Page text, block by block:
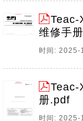
Teac-
维修手
时间:
Teac-
册.pdf
时间: